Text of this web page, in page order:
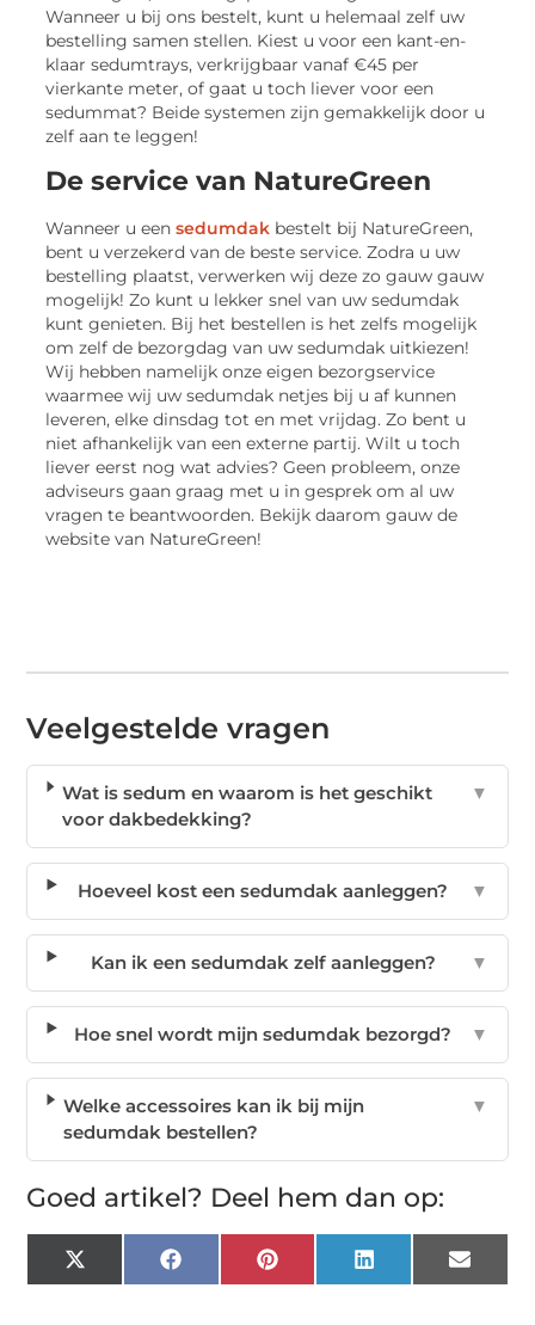
Wanneer u bij ons bestelt, kunt u helemaal zelf uw
bestelling samen stellen. Kiest u voor een kant-en-
klaar sedumtrays, verkrijgbaar vanaf €45 per
vierkante meter, of gaat u toch liever voor een
sedummat? Beide systemen zijn gemakkelijk door u
zelf aan te leggen!
De service van NatureGreen
Wanneer u eensedumdak bestelt bij NatureGreen,
bent u verzekerd van de beste service. Zodra u uw
bestelling plaatst, verwerken wij deze zo gauw gauw
mogelijk! Zo kunt u lekker snel van uw sedumdak
kunt genieten. Bij het bestellen is het zelfs mogelijk
om zelf de bezorgdag van uw sedumdak uitkiezen!
Wij hebben namelijk onze eigen bezorgservice
waarmee wij uw sedumdak netjes bij u af kunnen
leveren, elke dinsdag tot en met vrijdag. Zo bent u
niet afhankelijk van een externe partij. Wilt u toch
liever eerst nog wat advies? Geen probleem, onze
adviseurs gaan graag met u in gesprek om al uw
vragen te beantwoorden. Bekijk daarom gauw de
website van NatureGreen!
Veelgestelde vragen
Wat is sedum en waarom is het geschikt
voor dakbedekking?
▼
Hoeveel kost een sedumdak aanleggen? ▼
Kan ik een sedumdak zelf aanleggen? ▼
Hoe snel wordt mijn sedumdak bezorgd? ▼
Welke accessoires kan ik bij mijn
sedumdak bestellen?
▼
Goed artikel? Deel hem dan op:
X
(Twitter)
FacebookPinterest LinkedIn Email